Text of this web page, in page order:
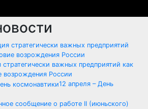
стратегически важных предприятий как
возрождения России
12 апреля – День